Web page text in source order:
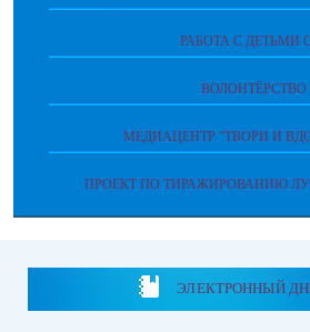
РАБОТА С ДЕТЬМИ
ВОЛОНТЁРСТВО
МЕДИАЦЕНТР "ТВОРИ И
ПРОЕКТ ПО ТИРАЖИРОВАНИЮ
ЭЛЕКТРОННЫЙ